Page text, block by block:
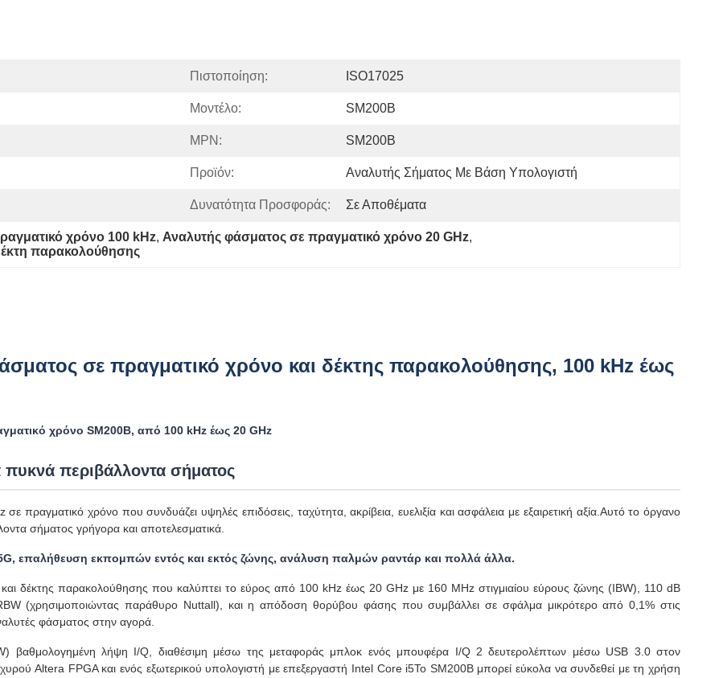
Πιστοποίηση: ISO17025
Μοντέλο: SM200B
MPN: SM200B
Προϊόν: Αναλυτής Σήματος Με Βάση Υπολογιστή
Δυνατότητα Προσφοράς: Σε Αποθέματα
χρόνο 100 kHz, Αναλυτής φάσματος σε πραγματικό χρόνο 20 GHz,
παρακολούθησης
σε πραγματικό χρόνο και δέκτης παρακολούθησης, 100 kHz έως
χρόνο SM200B, από 100 kHz έως 20 GHz
περιβάλλοντα σήματος
χρόνο που συνδυάζει υψηλές επιδόσεις, ταχύτητα, ακρίβεια, ευελιξία και ασφάλεια με εξαιρετική αξία.Αυτό το όργανο
σήματος γρήγορα και αποτελεσματικά.
επαλήθευση εκπομπών εντός και εκτός ζώνης, ανάλυση παλμών ραντάρ και πολλά άλλα.
δέκτης παρακολούθησης που καλύπτει το εύρος από 100 kHz έως 20 GHz με 160 MHz στιγμιαίου εύρους ζώνης (IBW), 110 dB
(χρησιμοποιώντας παράθυρο Nuttall), και η απόδοση θορύβου φάσης που συμβάλλει σε σφάλμα μικρότερο από 0,1% στις
φάσματος στην αγορά.
βαθμολογημένη λήψη I/Q, διαθέσιμη μέσω της μεταφοράς μπλοκ ενός μπουφέρα I/Q 2 δευτερολέπτων μέσω USB 3.0 στον
Altera FPGA και ενός εξωτερικού υπολογιστή με επεξεργαστή Intel Core i5Το SM200B μπορεί εύκολα να συνδεθεί με τη χρήση